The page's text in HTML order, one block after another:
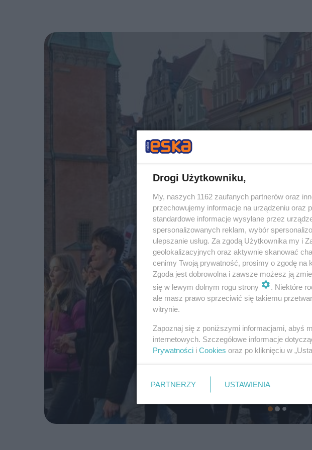
Drogi Użytkowniku,
My, naszych 1162 zaufanych partnerów oraz
przechowujemy informacje na urządzeniu oraz
standardowe informacje wysyłane przez
spersonalizowanych reklam, wybór
ulepszanie usług. Za zgodą Użytkownika my i
geolokalizacyjnych oraz aktywnie skanować
cenimy Twoją prywatność, prosimy o zgodę na
Zgoda jest dobrowolna i zawsze możesz ją
się w lewym dolnym rogu strony
. Niektóre
ale masz prawo sprzeciwić się takiemu
witrynie.
Zapoznaj się z poniższymi informacjami, abyś
internetowych. Szczegółowe informacje
Prywatności i Cookies oraz po kliknięciu w
PARTNERZY USTAWIENIA